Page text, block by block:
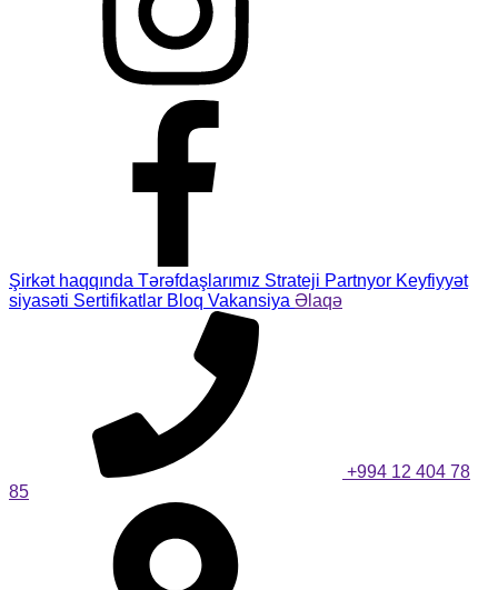
Şirkət haqqında Tərəfdaşlarımız Strateji Partnyor Keyfiyyət
siyasəti Sertifikatlar Bloq Vakansiya Əlaqə
+994 12 404 78
85